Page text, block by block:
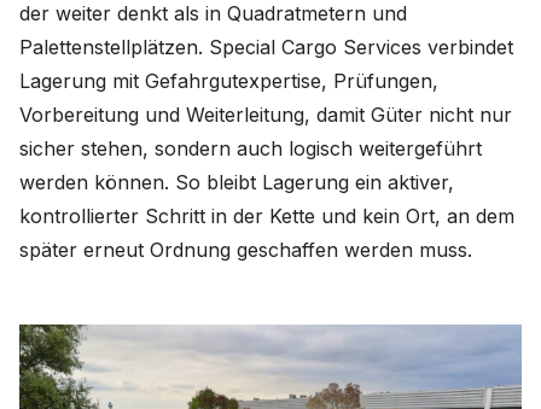
der weiter denkt als in Quadratmetern und
Palettenstellplätzen. Special Cargo Services verbindet
Lagerung mit Gefahrgutexpertise, Prüfungen,
Vorbereitung und Weiterleitung, damit Güter nicht nur
sicher stehen, sondern auch logisch weitergeführt
werden können. So bleibt Lagerung ein aktiver,
kontrollierter Schritt in der Kette und kein Ort, an dem
später erneut Ordnung geschaffen werden muss.